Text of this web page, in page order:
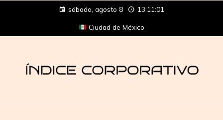
sábado, agosto 8 13:11:02
Ciudad de México